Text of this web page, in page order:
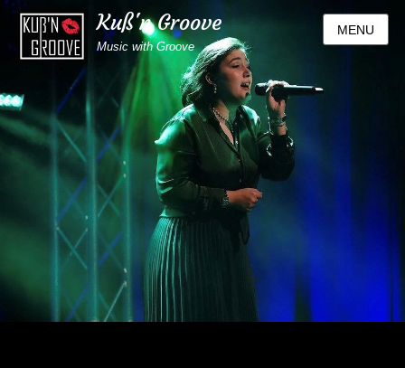
Kuß'n Groove
Music with Groove
MENU